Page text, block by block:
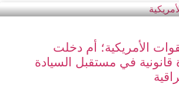
الأمريكية؛ أم دخلت
قانونية في مستقبل السيادة